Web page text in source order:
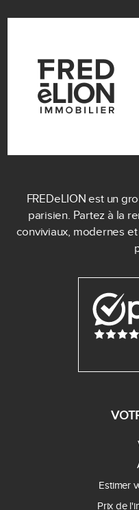
FREDeLION est un
parisien. Partez à la
conviviaux, modernes
Estimer
Prix de